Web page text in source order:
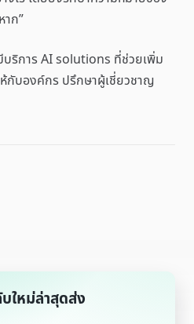
าก”
ริการ AI solutions ที่ช่วยเพิ่ม
กับองค์กร ปรึกษาผู้เชี่ยวชาญ
ใหม่ล่าสุดส่ง